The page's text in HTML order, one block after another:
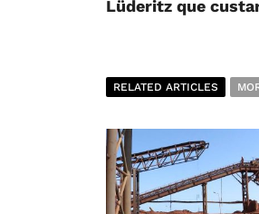
Lüderitz que
RELATED ARTICLES